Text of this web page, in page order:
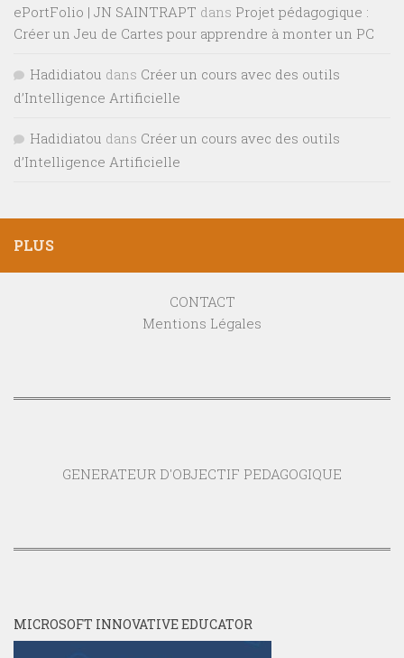
ePortFolio | JN SAINTRAPT dans Projet pédagogique :
Créer un Jeu de Cartes pour apprendre à monter un PC
Hadidiatou dans Créer un cours avec des outils
d’Intelligence Artificielle
Hadidiatou dans Créer un cours avec des outils
d’Intelligence Artificielle
PLUS
CONTACT
Mentions Légales
GENERATEUR D'OBJECTIF PEDAGOGIQUE
MICROSOFT INNOVATIVE EDUCATOR